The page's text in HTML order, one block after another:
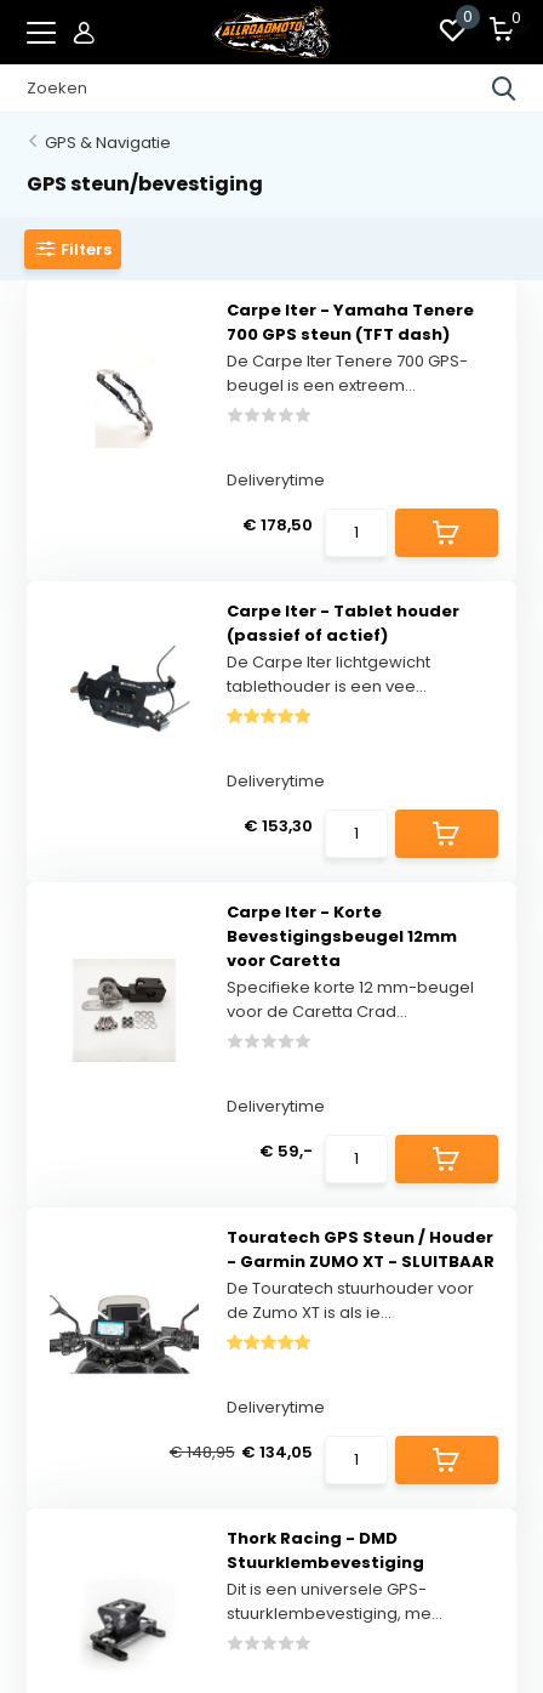
0 0
GPS & Navigatie
GPS steun/bevestiging
Filters
Carpe Iter - Yamaha Tenere
700 GPS steun (TFT dash)
De Carpe Iter Tenere 700 GPS-
beugel is een extreem...
Deliverytime
€ 178,50
Carpe Iter - Tablet houder
(passief of actief)
De Carpe Iter lichtgewicht
tablethouder is een vee...
Deliverytime
€ 153,30
Carpe Iter - Korte
Bevestigingsbeugel 12mm
voor Caretta
Specifieke korte 12 mm-beugel
voor de Caretta Crad...
Deliverytime
€ 59,-
Touratech GPS Steun / Houder
- Garmin ZUMO XT - SLUITBAAR
De Touratech stuurhouder voor
de Zumo XT is als ie...
Deliverytime
€ 148,95 € 134,05
Thork Racing - DMD
Stuurklembevestiging
Dit is een universele GPS-
stuurklembevestiging, me...